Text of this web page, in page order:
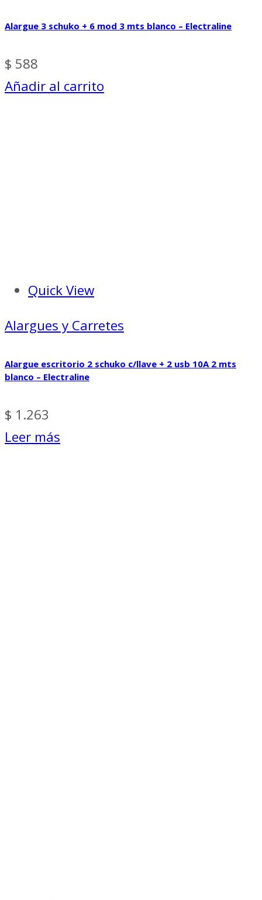
Alargue 3 schuko + 6 mod 3 mts blanco – Electraline
$ 588
Añadir al carrito
Quick View
Alargues y Carretes
Alargue escritorio 2 schuko c/llave + 2 usb 10A 2 mts
blanco – Electraline
$ 1.263
Leer más